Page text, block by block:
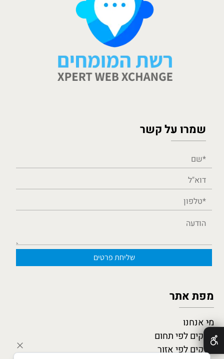
שמרו על קשר
מפת אתר
מי אנחנו
עסקים לפי תחום
עסקים לפי אזור
✕